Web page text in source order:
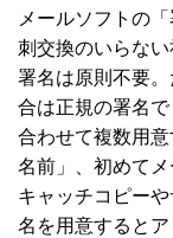
メールソフトの
刺交換のいらな
署名は原則不要
合は正規の署名
合わせて複数用
名前」、初めて
キャッチコピー
名を用意するとア